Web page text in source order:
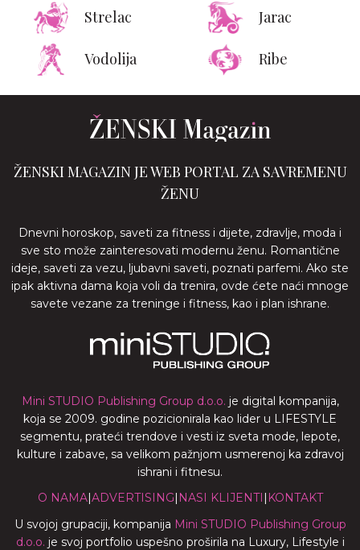
Strelac Jarac
Vodolija Ribe
ŽENSKI MAGAZIN JE WEB PORTAL ZA SAVREMENU
ŽENU
Dnevni horoskop, saveti za fitness i dijete, zdravlje, moda i
sve sto može zainteresovati modernu ženu. Romantične
ideje, saveti za vezu, ljubavni saveti, poznati parfemi. Ako ste
ipak aktivna dama koja voli da trenira, ovde ćete naći mnoge
savete vezane za treninge i fitness, kao i plan ishrane.
Mini STUDIO Publishing Group d.o.o. je digital kompanija,
koja se 2009. godine pozicionirala kao lider u LIFESTYLE
segmentu, prateći trendove i vesti iz sveta mode, lepote,
kulture i zabave, sa velikom pažnjom usmerenoj ka zdravoj
ishrani i fitnesu.
O NAMA|ADVERTISING| NASI KLIJENTI | KONTAKT
U svojoj grupaciji, kompanija Mini STUDIO Publishing Group
d.o.o. je svoj portfolio uspešno proširila na Luxury, Lifestyle i